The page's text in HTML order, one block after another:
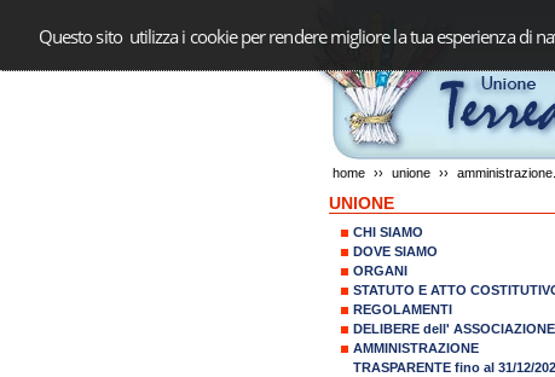
Questo sito utilizza i cookie per rendere migliore la tua esperienza di
home ›› unione ››
UNIONE
CHI SIAMO
DOVE SIAMO
ORGANI
STATUTO E ATTO
REGOLAMENTI
DELIBERE dell' ASSOCIAZIONE
AMMINISTRAZIONE
TRASPARENTE fino al 31/12/